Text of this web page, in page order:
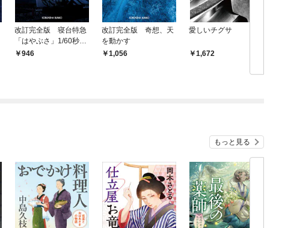
改訂完全版 寝台特急
「はやぶさ」1/60秒の
壁946
改訂完全版 奇想、天
を動かす
1,056
愛しいチグサ
1,672
もっと見る